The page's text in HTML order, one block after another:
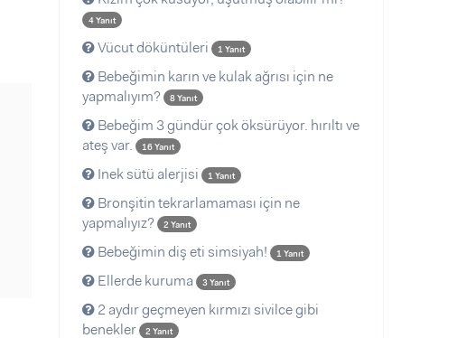
4 Yanıt
Vücut döküntüleri 1 Yanıt
Bebeğimin karın ve kulak ağrısı için ne
yapmalıyım?
8 Yanıt
Bebeğim 3 gündür çok öksürüyor. hırıltı ve
ateş var.
16 Yanıt
Inek sütü alerjisi 1 Yanıt
Bronşitin tekrarlamaması için ne
yapmalıyız?
2 Yanıt
Bebeğimin diş eti simsiyah! 1 Yanıt
Ellerde kuruma 3 Yanıt
2 aydır geçmeyen kırmızı sivilce gibi
benekler
2 Yanıt